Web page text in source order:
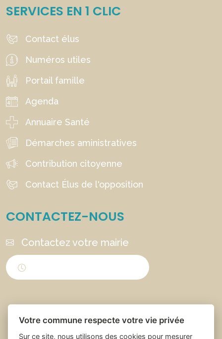
SERVICES EN 1 CLIC
Contact élus
Numéros utiles
Portail famille
Agenda
Annuaire Santé
Démarches aministratives
Contribution citoyenne
Contact Élus de l'opposition
CONTACTEZ-NOUS
Contactez votre mairie
Votre commune respecte votre vie privée
Sur ce site, nous utilisons des cookies pour mesurer